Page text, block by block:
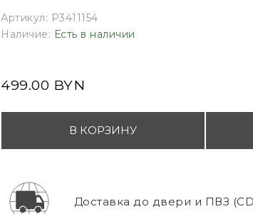
Артикул: P3411154
Наличие: Есть в наличии
499.00 BYN
В КОРЗИНУ
Доставка до двери и ПВЗ